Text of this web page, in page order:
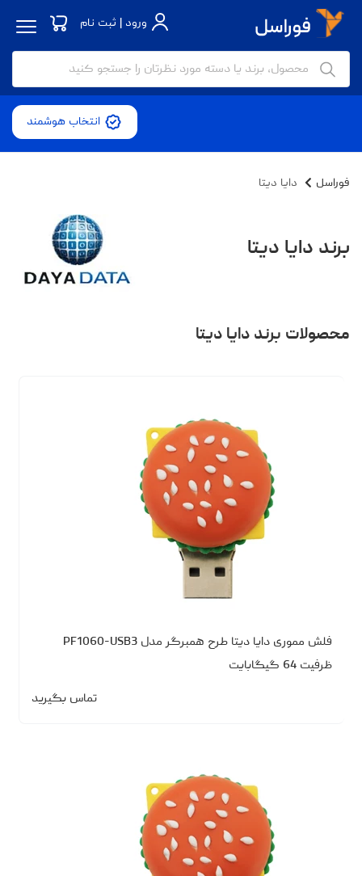
ورود | ثبت نام
انتخاب هوشمند
فوراسل دایا دیتا
برند دایا دیتا
محصولات برند دایا دیتا
فلش مموری دایا دیتا طرح همبرگر مدل PF1060-USB3
ظرفیت 64 گیگابایت
تماس بگیرید